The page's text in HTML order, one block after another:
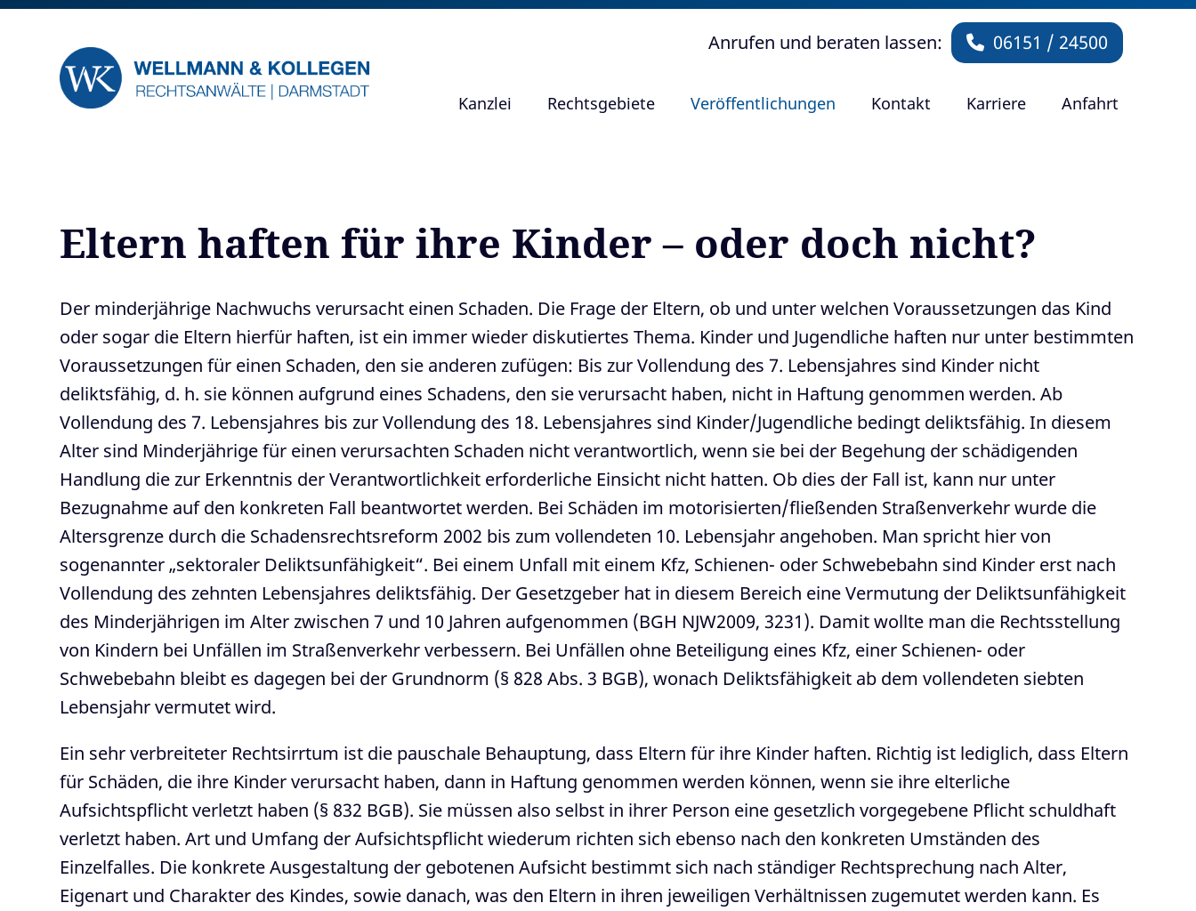
Anrufen und beraten lassen: 06151 / 24500
Kanzlei Rechtsgebiete Veröffentlichungen Kontakt Karriere Anfahrt
Eltern haften für ihre Kinder – oder doch nicht?
Der minderjährige Nachwuchs verursacht einen Schaden. Die Frage der Eltern, ob und unter welchen Voraussetzungen das Kind
oder sogar die Eltern hierfür haften, ist ein immer wieder diskutiertes Thema. Kinder und Jugendliche haften nur unter bestimmten
Voraussetzungen für einen Schaden, den sie anderen zufügen: Bis zur Vollendung des 7. Lebensjahres sind Kinder nicht
deliktsfähig, d. h. sie können aufgrund eines Schadens, den sie verursacht haben, nicht in Haftung genommen werden. Ab
Vollendung des 7. Lebensjahres bis zur Vollendung des 18. Lebensjahres sind Kinder/Jugendliche bedingt deliktsfähig. In diesem
Alter sind Minderjährige für einen verursachten Schaden nicht verantwortlich, wenn sie bei der Begehung der schädigenden
Handlung die zur Erkenntnis der Verantwortlichkeit erforderliche Einsicht nicht hatten. Ob dies der Fall ist, kann nur unter
Bezugnahme auf den konkreten Fall beantwortet werden. Bei Schäden im motorisierten/fließenden Straßenverkehr wurde die
Altersgrenze durch die Schadensrechtsreform 2002 bis zum vollendeten 10. Lebensjahr angehoben. Man spricht hier von
sogenannter „sektoraler Deliktsunfähigkeit“. Bei einem Unfall mit einem Kfz, Schienen- oder Schwebebahn sind Kinder erst nach
Vollendung des zehnten Lebensjahres deliktsfähig. Der Gesetzgeber hat in diesem Bereich eine Vermutung der Deliktsunfähigkeit
des Minderjährigen im Alter zwischen 7 und 10 Jahren aufgenommen (BGH NJW2009, 3231). Damit wollte man die Rechtsstellung
von Kindern bei Unfällen im Straßenverkehr verbessern. Bei Unfällen ohne Beteiligung eines Kfz, einer Schienen- oder
Schwebebahn bleibt es dagegen bei der Grundnorm (§ 828 Abs. 3 BGB), wonach Deliktsfähigkeit ab dem vollendeten siebten
Lebensjahr vermutet wird.
Ein sehr verbreiteter Rechtsirrtum ist die pauschale Behauptung, dass Eltern für ihre Kinder haften. Richtig ist lediglich, dass Eltern
für Schäden, die ihre Kinder verursacht haben, dann in Haftung genommen werden können, wenn sie ihre elterliche
Aufsichtspflicht verletzt haben (§ 832 BGB). Sie müssen also selbst in ihrer Person eine gesetzlich vorgegebene Pflicht schuldhaft
verletzt haben. Art und Umfang der Aufsichtspflicht wiederum richten sich ebenso nach den konkreten Umständen des
Einzelfalles. Die konkrete Ausgestaltung der gebotenen Aufsicht bestimmt sich nach ständiger Rechtsprechung nach Alter,
Eigenart und Charakter des Kindes, sowie danach, was den Eltern in ihren jeweiligen Verhältnissen zugemutet werden kann. Es